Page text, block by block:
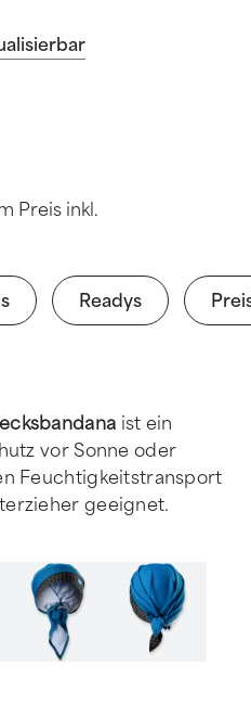
Preis inkl.
Readys
ist ein
vor Sonne oder
Feuchtigkeitstransport
geeignet.